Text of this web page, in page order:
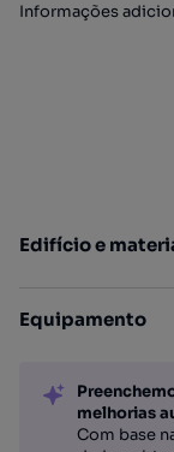
Informações
Edifício e
Equipamento
melhorias
Com base